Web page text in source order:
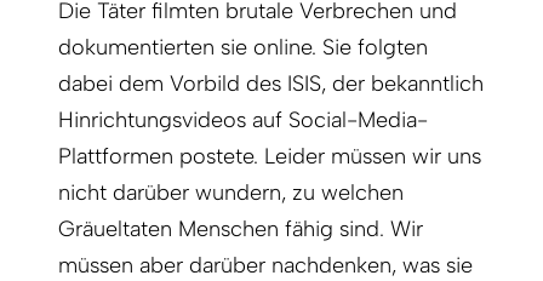
Die Täter filmten brutale Verbrechen und
dokumentierten sie online. Sie folgten
dabei dem Vorbild des ISIS, der bekanntlich
Hinrichtungsvideos auf Social-Media-
Plattformen postete. Leider müssen wir uns
nicht darüber wundern, zu welchen
Gräueltaten Menschen fähig sind. Wir
müssen aber darüber nachdenken, was sie